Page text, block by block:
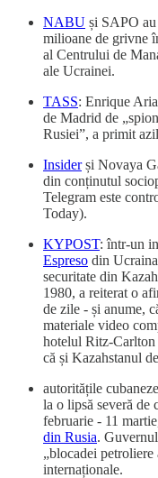
NABU și SAPO au
milioane de grivne
al Centrului de
ale Ucrainei.
TASS: Enrique
de Madrid de
Rusiei”, a primit
Insiderși Novaya
din conținutul
Telegram este
Today).
KYPOST: într-un
Espreso din
securitate din
1980, a reiterat o
de zile - și anume,
materiale video
hotelul Ritz-
că și Kazahstanul
autoritățile
la o lipsă severă de
februarie - 11
din Rusia.
„blocadei petroliere
internaționale.